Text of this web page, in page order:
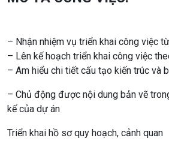
– Nhận nhiệm vụ triển khai công việc
– Lên kế hoạch triển khai công việc
– Am hiểu chi tiết cấu tạo kiến trúc và
– Chủ động được nội dung bản vẽ
kế của dự án
Triển khai hồ sơ quy hoạch, cảnh quan